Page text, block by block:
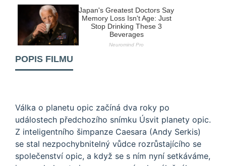
POPIS FILMU
Válka o planetu opic začíná dva roky po
událostech předchozího snímku Úsvit planety opic.
Z inteligentního šimpanze Caesara (Andy Serkis)
se stal nezpochybnitelný vůdce rozrůstajícího se
společenství opic, a když se s ním nyní setkáváme,